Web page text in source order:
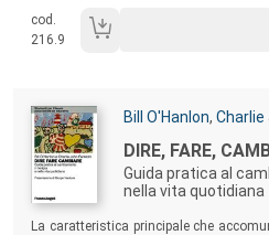
professionista che collega le
il variegato mondo dell’arte e della
cod.
216.9
Autori:
Bill O'Hanlon, Charlie
Titolo:
DIRE, FARE,
Guida pratica al
nella vita quotidiana
Sommario:
La caratteristica principale che